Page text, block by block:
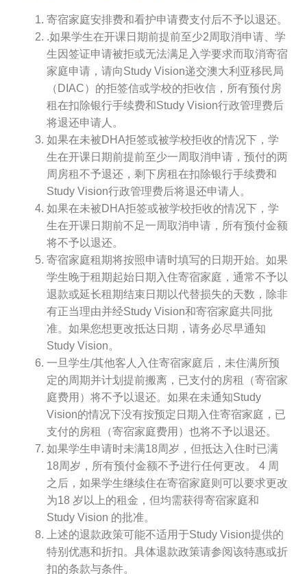
寄宿家庭安排费和看护申请费支付后不予以退还。
.如果学生在开课日期前提前至少2周取消申请、学
生因签证申请被拒或无法满足入学要求而取消寄宿
家庭申请，请向Study Vision递交澳大利亚移民局
（DIAC）的拒签信或学校的拒收信，所有预付房
租在扣除银行手续费和Study Vision行政管理费后
将退还申请人。
如果在未被DHA拒签或被学校拒收的情况下，学
生在开课日期前提前至少一周取消申请，预付的两
周房租不予退还，剩下房租在扣除银行手续费和
Study Vision行政管理费后将退还申请人。
如果在未被DHA拒签或被学校拒收的情况下，学
生在开课日期前不足一周取消申请，所有预付金额
将不予以退还。
寄宿家庭租期将按照申请时填写的日期开始。如果
学生晚于租期起始日期入住寄宿家庭，通常不予以
退款或延长租期结束日期以代替损失的天数，除非
有正当理由并经Study Vision和寄宿家庭共同批
准。如果您想更改抵达日期，请务必尽早通知
Study Vision。
一旦学生/其他客人入住寄宿家庭后，未住满所预
定的周期并计划提前搬离，已支付的房租（寄宿家
庭费用）将不予以退还。如果在未通知Study
Vision的情况下没有按预定日期入住寄宿家庭，已
支付的房租（寄宿家庭费用）也将不予以退还。
如果学生申请时未满18周岁，但抵达入住时已满
18周岁，所有预付金额不予进行任何更改。 4 周
之后，如果学生继续住在寄宿家庭则可以要求更改
为18 岁以上的租金，但均需获得寄宿家庭和
Study Vision 的批准。
上述的退款政策可能不适用于Study Vision提供的
特别优惠和折扣。具体退款政策请参阅该特惠或折
扣的条款与条件。